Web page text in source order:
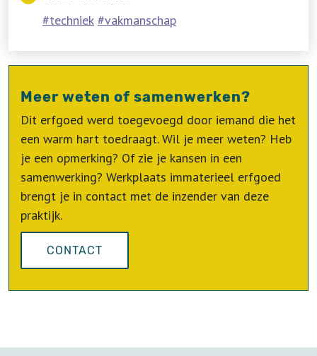
techniek vakmanschap
Meer weten of samenwerken?
Dit erfgoed werd toegevoegd door iemand die het
een warm hart toedraagt. Wil je meer weten? Heb
je een opmerking? Of zie je kansen in een
samenwerking? Werkplaats immaterieel erfgoed
brengt je in contact met de inzender van deze
praktijk.
CONTACT